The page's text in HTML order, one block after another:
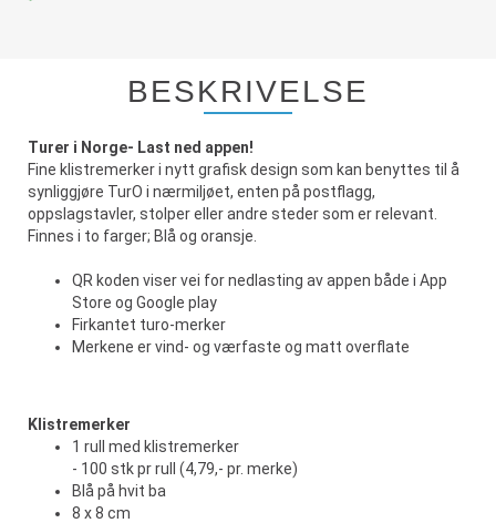
BESKRIVELSE
Turer i Norge- Last ned appen!
Fine klistremerker i nytt grafisk design som kan benyttes til å
synliggjøre TurO i nærmiljøet, enten på postflagg,
oppslagstavler, stolper eller andre steder som er relevant.
Finnes i to farger; Blå og oransje.
QR koden viser vei for nedlasting av appen både i App
Store og Google play
Firkantet turo-merker
Merkene er vind- og værfaste og matt overflate
Klistremerker
1 rull med klistremerker
- 100 stk pr rull (4,79,- pr. merke)
Blå på hvit ba
8 x 8 cm